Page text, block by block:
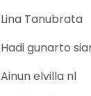
Lina Tanubrata
Hadi gunarto
Ainun elvilla nl